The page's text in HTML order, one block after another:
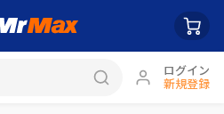
ログイン
新規登録